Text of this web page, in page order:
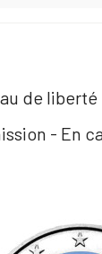
de liberté
- En